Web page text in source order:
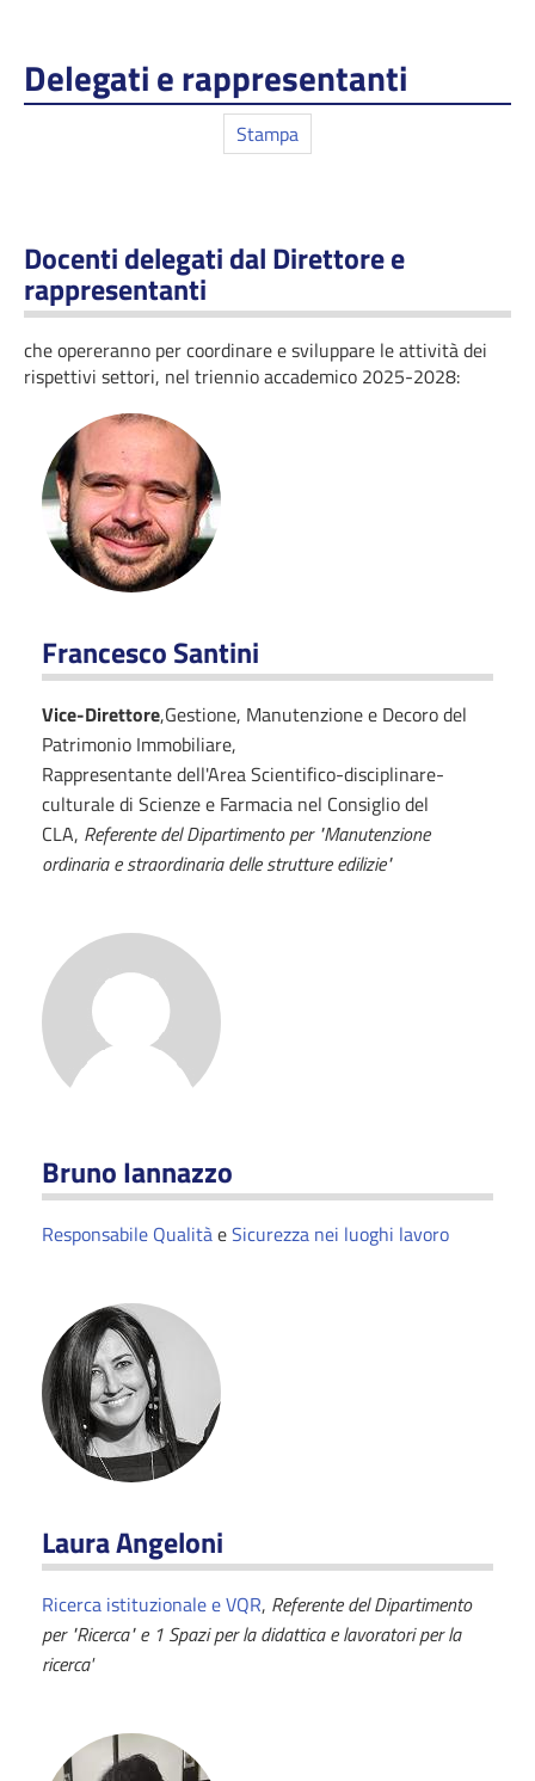
Delegati e rappresentanti
Stampa
Docenti delegati dal Direttore e
rappresentanti
che opereranno per coordinare e sviluppare le attività dei
rispettivi settori, nel triennio accademico 2025-2028:
Francesco Santini
Vice-Direttore,Gestione, Manutenzione e Decoro del
Patrimonio Immobiliare,
Rappresentante dell'Area Scientifico-disciplinare-
culturale di Scienze e Farmacia nel Consiglio del
CLA, Referente del Dipartimento per "Manutenzione
ordinaria e straordinaria delle strutture edilizie"
Bruno Iannazzo
Responsabile QualitàeSicurezza nei luoghi lavoro
Laura Angeloni
Ricerca istituzionale e VQR, Referente del Dipartimento
per "Ricerca" e 1 Spazi per la didattica e lavoratori per la
ricerca'